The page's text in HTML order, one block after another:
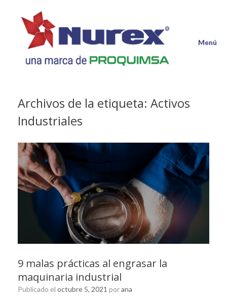
contenido
Menú
Archivos de la etiqueta: Activos
Industriales
9 malas prácticas al engrasar la
maquinaria industrial
Publicado el octubre 5, 2021 porana